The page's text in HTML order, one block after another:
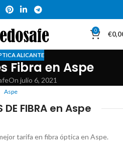
0 €
ALICANTE
Fibra en Aspe
On julio 6, 2021
Aspe
DE FIBRA en Aspe
tarifa en fibra óptica en Aspe.